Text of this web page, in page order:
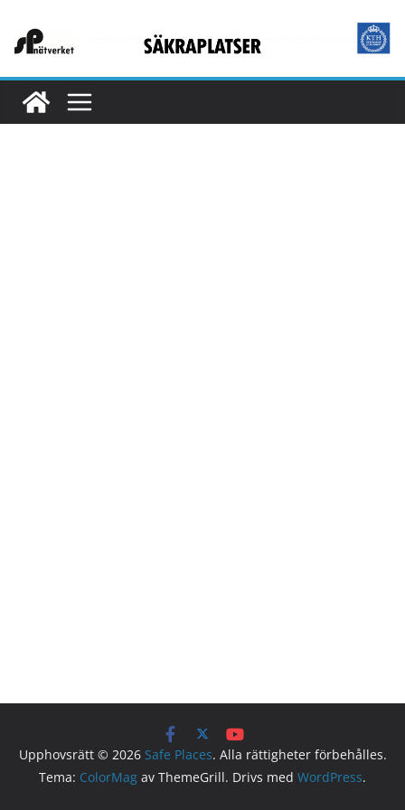
Upphovsrätt © 2026 Safe Places. Alla rättigheter förbehålles.
Tema: ColorMag av ThemeGrill. Drivs med WordPress.